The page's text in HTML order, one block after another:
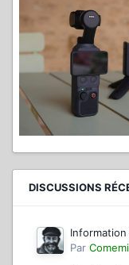
DISCUSSIONS
Par